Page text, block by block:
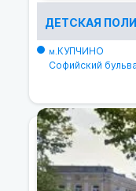
ДЕТСКАЯ
м.КУПЧИНО
Софийский